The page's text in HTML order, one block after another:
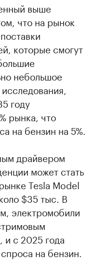
выше
что на рынок
которые смогут
небольшое
году
рынка, что
на бензин на 5%.
драйвером
может стать
Tesla Model
$35 тыс. В
электромобили
и с 2025 года
на бензин.